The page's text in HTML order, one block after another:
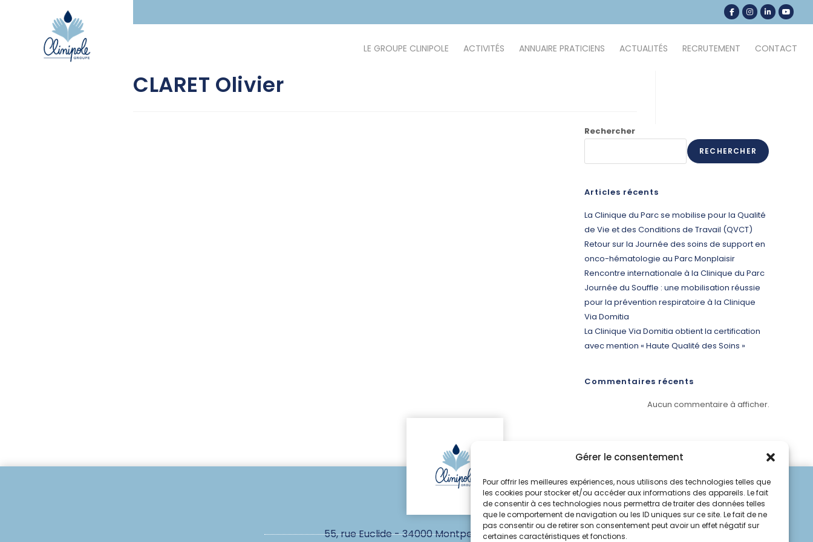
Gérer le consentement
Pour offrir les meilleures expériences, nous utilisons des technologies telles que
les cookies pour stocker et/ou accéder aux informations des appareils. Le fait
de consentir à ces technologies nous permettra de traiter des données telles
que le comportement de navigation ou les ID uniques sur ce site. Le fait de ne
pas consentir ou de retirer son consentement peut avoir un effet négatif sur
certaines caractéristiques et fonctions.
LE GROUPE CLINIPOLE ACTIVITÉS ANNUAIRE PRATICIENS ACTUALITÉS RECRUTEMENT CONTACT
CLARET Olivier
Rechercher
RECHERCHER
Articles récents
La Clinique du Parc se mobilise pour la Qualité
de Vie et des Conditions de Travail (QVCT)
Retour sur la Journée des soins de support en
onco-hématologie au Parc Monplaisir
Rencontre internationale à la Clinique du Parc
Journée du Souffle : une mobilisation réussie
pour la prévention respiratoire à la Clinique
Via Domitia
La Clinique Via Domitia obtient la certification
avec mention « Haute Qualité des Soins »
Commentaires récents
Aucun commentaire à afficher.
55, rue Euclide - 34000 Montpellier